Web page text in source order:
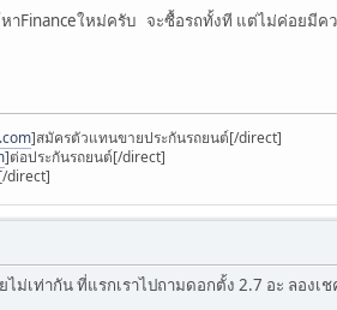
Financeใหม่ครับ จะซื้อรถทั้งที แต่ไม่ค่อยมีคว
]สมัครตัวแทนขายประกันรถยนต์[/direct]
]ต่อประกันรถยนต์[/direct]
direct]
ม่เท่ากัน ที่แรกเราไปถามดอกตั้ง 2.7 อะ ลองเ